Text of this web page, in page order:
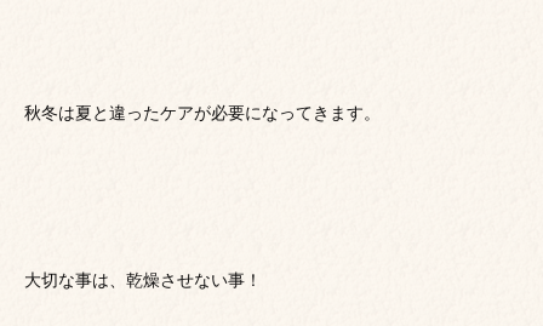
秋冬は夏と違ったケアが必要になってきます。
大切な事は、乾燥させない事！